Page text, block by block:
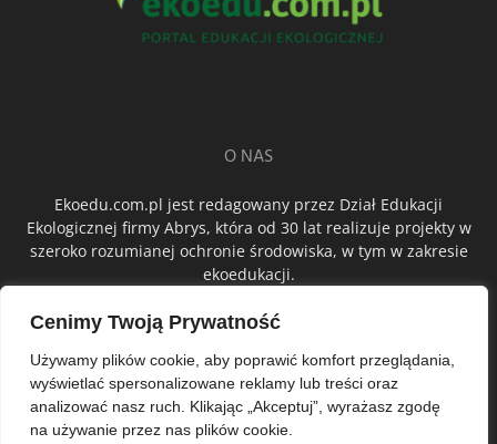
Cenimy Twoją Prywatność
Używamy plików cookie, aby poprawić komfort przeglądania,
wyświetlać spersonalizowane reklamy lub treści oraz
analizować nasz ruch. Klikając „Akceptuj”, wyrażasz zgodę
na używanie przez nas plików cookie.
O NAS
Ekoedu.com.pl jest redagowany przez Dział Edukacji
Ekologicznej firmy Abrys, która od 30 lat realizuje projekty w
szeroko rozumianej ochronie środowiska, w tym w zakresie
ekoedukacji.
ŚLEDŹ NAS